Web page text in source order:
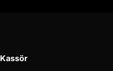
Kassör